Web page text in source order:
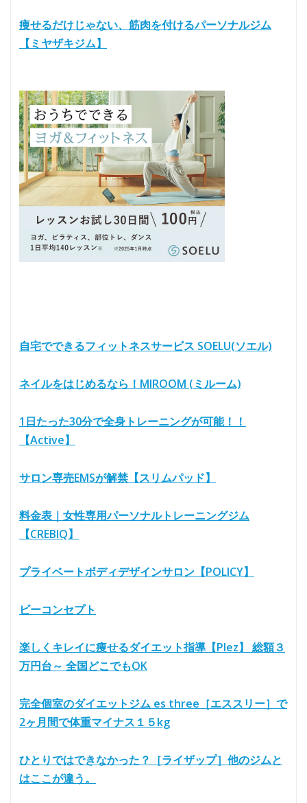
痩せるだけじゃない、筋肉を付けるパーソナルジム
【ミヤザキジム】
自宅でできるフィットネスサービス SOELU(ソエル)
ネイルをはじめるなら！MIROOM (ミルーム)
1日たった30分で全身トレーニングが可能！！
【Active】
サロン専売EMSが解禁【スリムパッド】
料金表｜女性専用パーソナルトレーニングジム
【CREBIQ】
プライベートボディデザインサロン【POLICY】
ビーコンセプト
楽しくキレイに痩せるダイエット指導【Plez】 総額３
万円台～ 全国どこでもOK
完全個室のダイエットジム es three［エススリー］で
2ヶ月間で体重マイナス１５kg
ひとりではできなかった？［ライザップ］他のジムと
はここが違う。